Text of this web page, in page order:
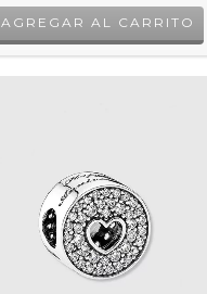
AGREGAR AL CARRITO